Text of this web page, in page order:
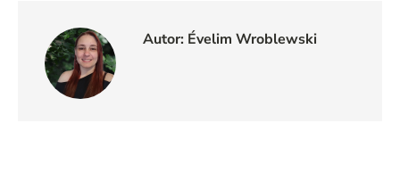
Autor: Évelim Wroblewski